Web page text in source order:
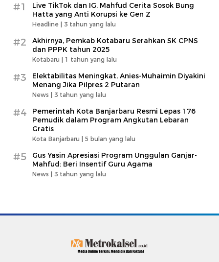
#1
Live TikTok dan IG, Mahfud Cerita Sosok Bung
Hatta yang Anti Korupsi ke Gen Z
Headline | 3 tahun yang lalu
#2
Akhirnya, Pemkab Kotabaru Serahkan SK CPNS
dan PPPK tahun 2025
Kotabaru | 1 tahun yang lalu
#3
Elektabilitas Meningkat, Anies-Muhaimin Diyakini
Menang Jika Pilpres 2 Putaran
News | 3 tahun yang lalu
#4
Pemerintah Kota Banjarbaru Resmi Lepas 176
Pemudik dalam Program Angkutan Lebaran
Gratis
Kota Banjarbaru | 5 bulan yang lalu
#5
Gus Yasin Apresiasi Program Unggulan Ganjar-
Mahfud: Beri Insentif Guru Agama
News | 3 tahun yang lalu